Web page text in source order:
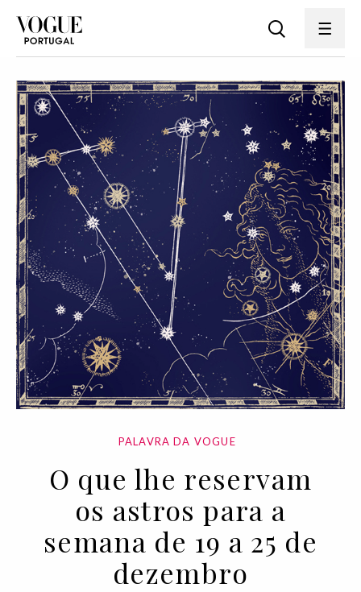
PALAVRA DA VOGUE
O que lhe reservam
os astros para a
semana de 19 a 25 de
dezembro